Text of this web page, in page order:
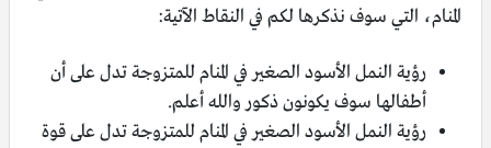
المنام، التي سوف نذكرها لكم في النقاط الآتية:
رؤية النمل الأسود الصغير في المنام للمتزوجة تدل على أن
أطفالها سوف يكونون ذكور والله أعلم.
رؤية النمل الأسود الصغير في المنام للمتزوجة تدل على قوة